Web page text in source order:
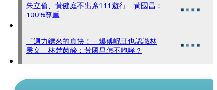
朱立倫、黃健庭不出席111遊行 黃國昌：
100%尊重
「迴力鏢來的真快！」爆傅崐萁也認識林
秉文 林楚茵酸：黃國昌怎不咆哮？